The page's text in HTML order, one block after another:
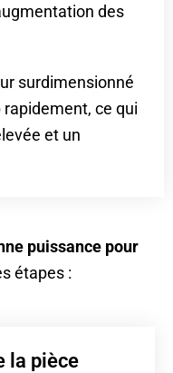
des
surdimensionné
ce qui
et un
puissance pour
étapes :
la pièce